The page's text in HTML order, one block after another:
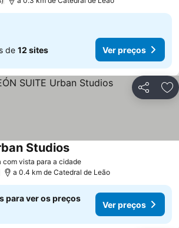
de 12 sites Ver preços
Partilhar
com vista para a cidade
Studios
a 0.4 km de Catedral de Leão
para ver os preços
Ver preços